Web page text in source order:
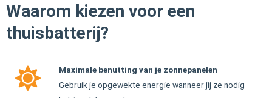
Waarom kiezen voor een
thuisbatterij?
Maximale benutting van je zonnepanelen
Gebruik je opgewekte energie wanneer jij ze nodig